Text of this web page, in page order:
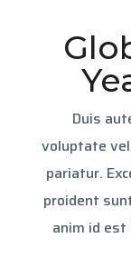
Duis
voluptate
pariatur.
proident
anim id est